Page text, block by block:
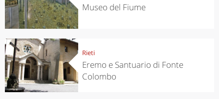
Museo del Fiume
Rieti
Eremo e Santuario di Fonte
Colombo